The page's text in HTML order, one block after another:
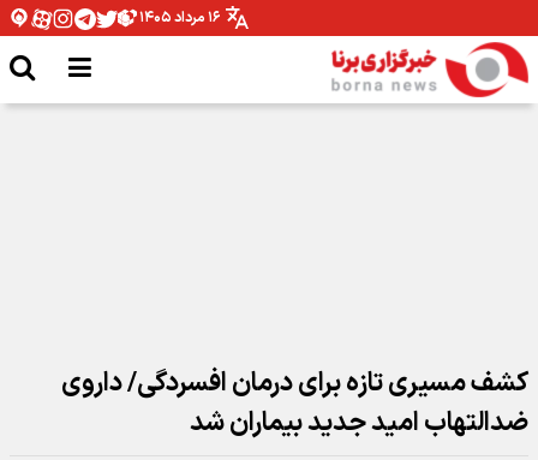
۱۶ مرداد ۱۴۰۵
کشف مسیری تازه برای درمان افسردگی/ داروی
ضدالتهاب امید جدید بیماران شد